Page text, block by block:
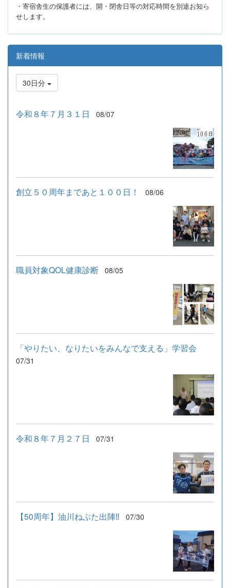
・寄宿舎生の保護者には、開・閉舎日等の対応時間を別途お知ら
せします。
新着情報
30日分
令和８年７月３１日 08/07
創立５０周年まであと１００日！ 08/06
職員対象QOL健康診断 08/05
「やりたい、なりたいをみんなで支える」学習会
07/31
令和８年７月２７日 07/31
【50周年】油川ねぶた出陣‼ 07/30